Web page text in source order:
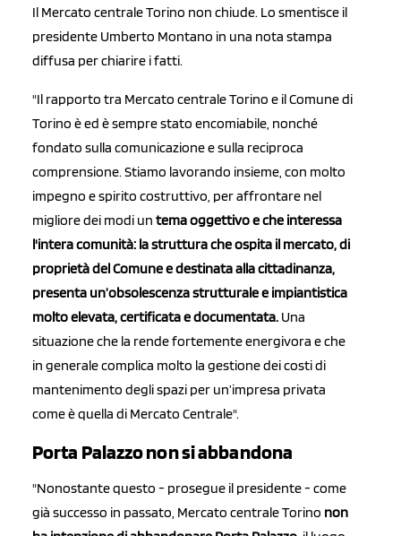
Il Mercato centrale Torino non chiude. Lo smentisce il
presidente Umberto Montano in una nota stampa
diffusa per chiarire i fatti.
"Il rapporto tra Mercato centrale Torino e il Comune di
Torino è ed è sempre stato encomiabile, nonché
fondato sulla comunicazione e sulla reciproca
comprensione. Stiamo lavorando insieme, con molto
impegno e spirito costruttivo, per affrontare nel
migliore dei modi un tema oggettivo e che interessa
l'intera comunità: la struttura che ospita il mercato, di
proprietà del Comune e destinata alla cittadinanza,
presenta un’obsolescenza strutturale e impiantistica
molto elevata, certificata e documentata. Una
situazione che la rende fortemente energivora e che
in generale complica molto la gestione dei costi di
mantenimento degli spazi per un’impresa privata
come è quella di Mercato Centrale".
Porta Palazzo non si abbandona
"Nonostante questo - prosegue il presidente - come
già successo in passato, Mercato centrale Torino non